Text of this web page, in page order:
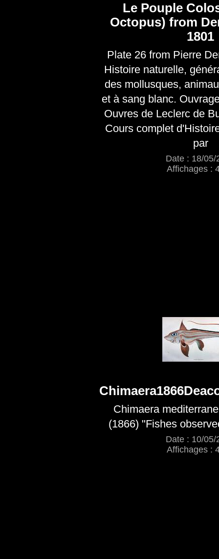
Le Pouple
Octopus) from
1801
Plate 26 from Pierre
Histoire naturelle,
des mollusques,
et à sang blanc.
Ouvres de Leclerc de
Cours complet
par
Date : 18/05/
Affichages :
Chimaera
(1866) "Fishes
Date : 10/05/
Affichages :